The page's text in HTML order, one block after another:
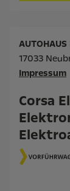
Corsa
AUTOHAUS
17033
Impressum